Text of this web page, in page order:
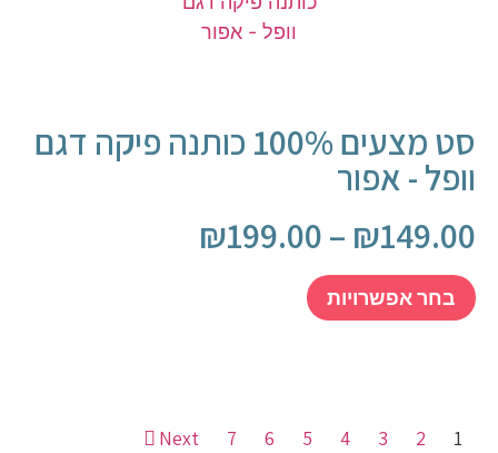
סט מצעים 100% כותנה פיקה דגם
וופל - אפור
₪149.00
–
₪199.00
בחר אפשרויות
1
2
3
4
5
6
7
Next